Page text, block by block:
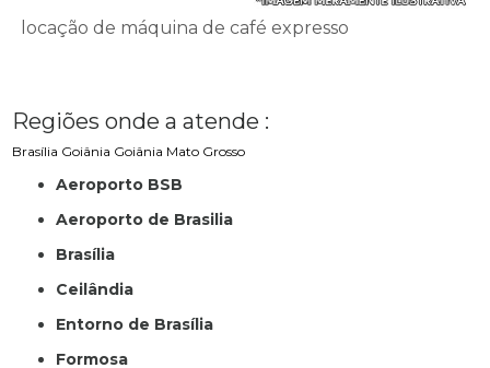
locação de máquina de café expresso
Regiões onde a atende :
Brasília Goiânia Goiânia Mato Grosso
Aeroporto BSB
Aeroporto de Brasilia
Brasília
Ceilândia
Entorno de Brasília
Formosa